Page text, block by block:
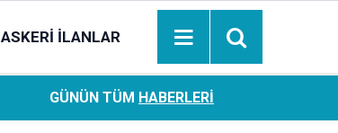
ASKERI İLANLAR
Ziraat Bankası başvuran emeklilere hemen ödeme
hesaplara geçiyor
GÜNÜN TÜM HABERLERI